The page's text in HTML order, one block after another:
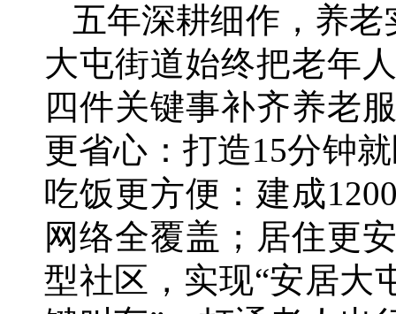
五年深耕细作，养
大屯街道始终把老年
四件关键事补齐养老
更省心：打造15分钟
吃饭更方便：建成
网络全覆盖；居住更
型社区，实现“安居大